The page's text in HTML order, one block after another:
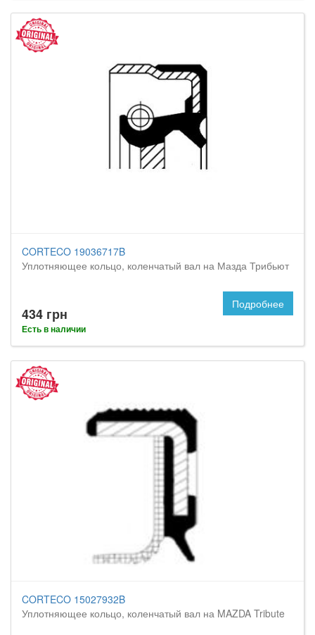
CORTECO 19036717B
Уплотняющее кольцо, коленчатый вал на Мазда Трибьют
434 грн
Есть в наличии
Подробнее
CORTECO 15027932B
Уплотняющее кольцо, коленчатый вал на MAZDA Tribute